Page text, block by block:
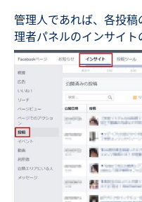
管理人であれば、各投
理者パネルのインサイト